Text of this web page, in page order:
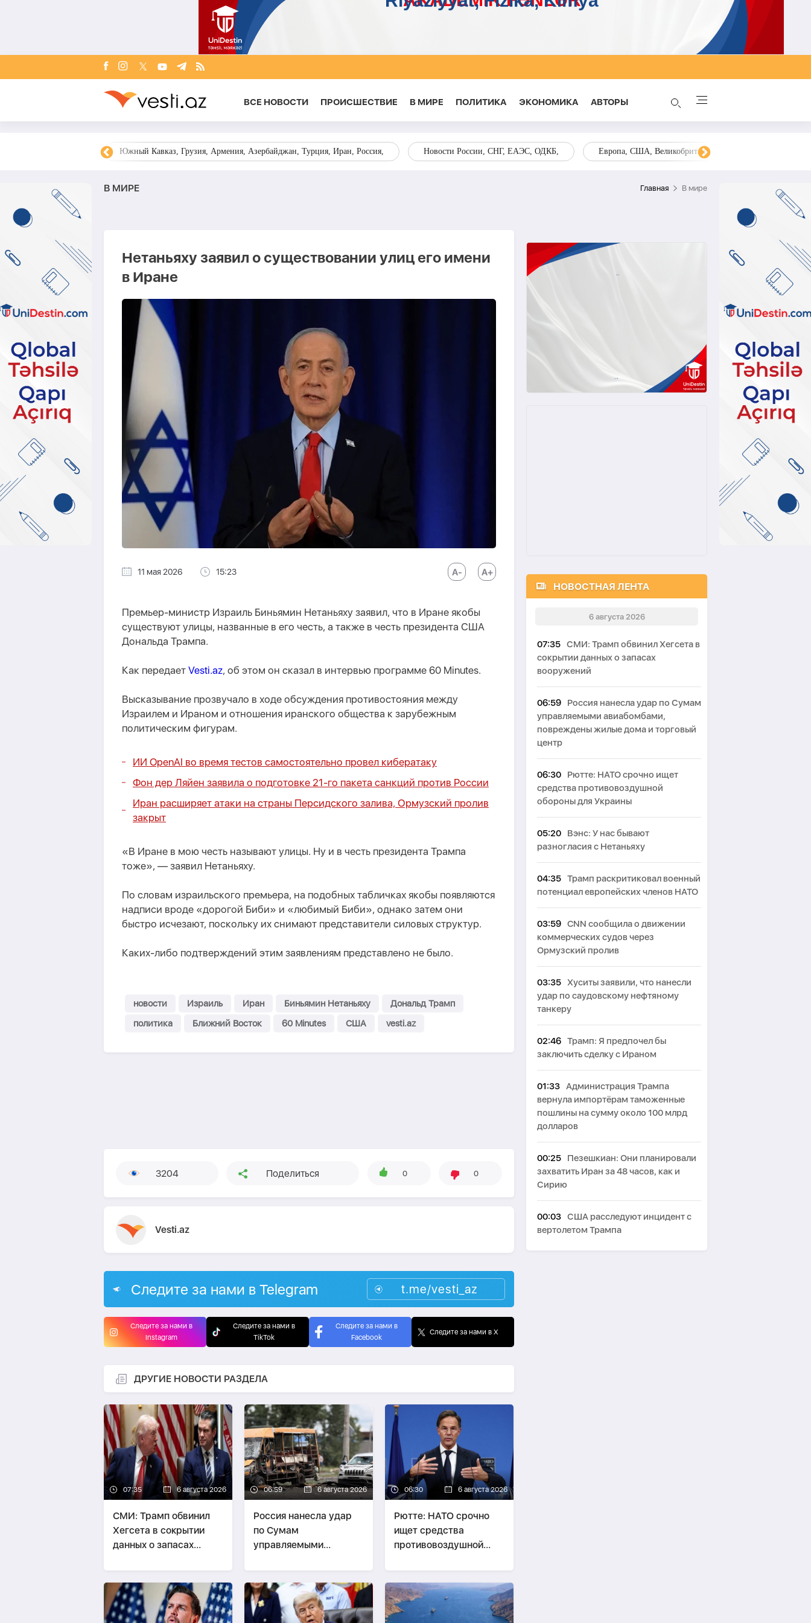
ВСЕ НОВОСТИ ПРОИСШЕСТВИЕ В МИРЕ ПОЛИТИКА ЭКОНОМИКА AВТОРЫ
Южный Кавказ, Грузия, Армения, Азербайджан, Турция, Иран, Россия, Новости России, СНГ, ЕАЭС, ОДКБ, Европа, США, Великобритания, Украина, Запад,
В МИРЕ Главная В мире
Нетаньяху заявил о существовании улиц его имени
в Иране
11 мая 2026 15:23
Премьер-министр Израиль Биньямин Нетаньяху заявил, что в Иране якобы
существуют улицы, названные в его честь, а также в честь президента США
Дональда Трампа.
Как передает Vesti.az, об этом он сказал в интервью программе 60 Minutes.
Высказывание прозвучало в ходе обсуждения противостояния между
Израилем и Ираном и отношения иранского общества к зарубежным
политическим фигурам.
ИИ OpenAI во время тестов самостоятельно провел кибератаку
Фон дер Ляйен заявила о подготовке 21-го пакета санкций против России
Иран расширяет атаки на страны Персидского залива, Ормузский пролив
закрыт
«В Иране в мою честь называют улицы. Ну и в честь президента Трампа
тоже», — заявил Нетаньяху.
По словам израильского премьера, на подобных табличках якобы появляются
надписи вроде «дорогой Биби» и «любимый Биби», однако затем они
быстро исчезают, поскольку их снимают представители силовых структур.
Каких-либо подтверждений этим заявлениям представлено не было.
новости Израиль Иран Биньямин Нетаньяху
Дональд Трамп
политика
Ближний Восток 60 Minutes США vesti.az
3204 Поделиться 0 0
Vesti.az
Следите за нами в Telegram t.me/vesti_az
Следите за нами в
Instagram
Следите за нами в
TikTok
Следите за нами в
Facebook
Следите за нами в X
ДРУГИЕ НОВОСТИ РАЗДЕЛА
07:35 6 августа 2026
СМИ: Трамп обвинил
Хегсета в сокрытии
данных о запасах
06:59 6 августа 2026
Россия нанесла удар
по Сумам
управляемыми
повреждены жилые
дома и торговый центр
06:30 6 августа 2026
Рютте: НАТО срочно
ищет средства
противовоздушной
НОВОСТНАЯ ЛЕНТА
6 августа 2026
07:35 СМИ: Трамп обвинил Хегсета в
сокрытии данных о запасах
вооружений
06:59
Россия нанесла удар по Сумам
управляемыми авиабомбами,
повреждены жилые дома и торговый
центр
06:30
Рютте: НАТО срочно ищет
средства противовоздушной
обороны для Украины
05:20
Вэнс: У нас бывают
разногласия с Нетаньяху
04:35 Трамп раскритиковал военный
потенциал европейских членов НАТО
03:59 CNN сообщила о движении
коммерческих судов через
Ормузский пролив
03:35 Хуситы заявили, что нанесли
удар по саудовскому нефтяному
танкеру
02:46 Трамп: Я предпочел бы
заключить сделку с Ираном
01:33 Администрация Трампа
вернула импортёрам таможенные
пошлины на сумму около 100 млрд
долларов
00:25
Пезешкиан: Они планировали
захватить Иран за 48 часов, как и
Сирию
00:03 США расследуют инцидент с
вертолетом Трампа